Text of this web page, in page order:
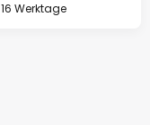
16 Werktage